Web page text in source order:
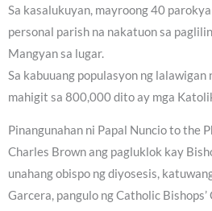
Sa kasalukuyan, mayroong 40
personal parish na nakatuon sa
Mangyan sa lugar.
Sa kabuuang populasyon ng lalawigan
mahigit sa 800,000 dito ay mga
Pinangunahan ni Papal Nuncio to the
Charles Brown ang pagluklok kay
unahang obispo ng diyosesis,
Garcera, pangulo ng Catholic